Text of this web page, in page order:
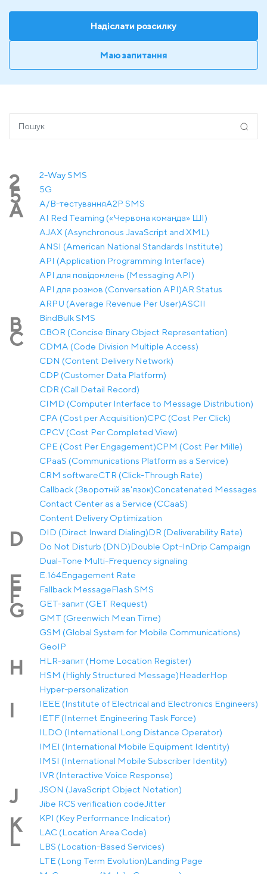
Надіслати розсилку
Маю запитання
2 2-Way SMS
5 5G
A A/B-тестуванняA2P SMS
AI Red Teaming («Червона команда» ШІ)
AJAX (Asynchronous JavaScript and XML)
ANSI (American National Standards Institute)
API (Application Programming Interface)
API для повідомлень (Messaging API)
API для розмов (Conversation API)AR Status
ARPU (Average Revenue Per User)ASCII
B BindBulk SMS
C
CBOR (Concise Binary Object Representation)
CDMA (Code Division Multiple Access)
CDN (Content Delivery Network)
CDP (Customer Data Platform)
CDR (Call Detail Record)
CIMD (Computer Interface to Message Distribution)
CPA (Cost per Acquisition)CPC (Cost Per Click)
CPCV (Cost Per Completed View)
CPE (Cost Per Engagement)CPM (Cost Per Mille)
CPaaS (Communications Platform as a Service)
CRM softwareCTR (Click-Through Rate)
Callback (Зворотній зв'язок)Concatenated Messages
Contact Center as a Service (CCaaS)
Content Delivery Optimization
D DID (Direct Inward Dialing)DR (Deliverability Rate)
Do Not Disturb (DND)Double Opt-InDrip Campaign
Dual-Tone Multi-Frequency signaling
E E.164Engagement Rate
F Fallback MessageFlash SMS
G
GET-запит (GET Request)
GMT (Greenwich Mean Time)
GSM (Global System for Mobile Communications)
GeoIP
H
HLR-запит (Home Location Register)
HSM (Highly Structured Message)HeaderHop
Hyper-personalization
I
IEEE (Institute of Electrical and Electronics Engineers)
IETF (Internet Engineering Task Force)
ILDO (International Long Distance Operator)
IMEI (International Mobile Equipment Identity)
IMSI (International Mobile Subscriber Identity)
IVR (Interactive Voice Response)
J
JSON (JavaScript Object Notation)
Jibe RCS verification codeJitter
K KPI (Key Performance Indicator)
L
LAC (Location Area Code)
LBS (Location-Based Services)
LTE (Long Term Evolution)Landing Page